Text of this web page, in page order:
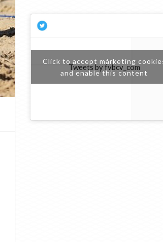
Tweets by fvbcv_com
Click to accept márketing
and enable this content